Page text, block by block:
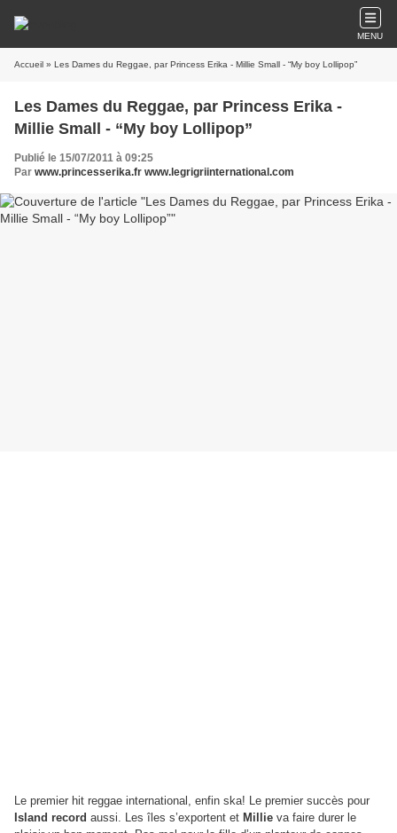
MENU
Accueil » Les Dames du Reggae, par Princess Erika - Millie Small - “My boy Lollipop”
Les Dames du Reggae, par Princess Erika -
Millie Small - “My boy Lollipop”
Publié le 15/07/2011 à 09:25
Par www.princesserika.fr www.legrigriinternational.com
Le premier hit reggae international, enfin ska! Le premier succès pour
Island record aussi. Les îles s’exportent et Millie va faire durer le